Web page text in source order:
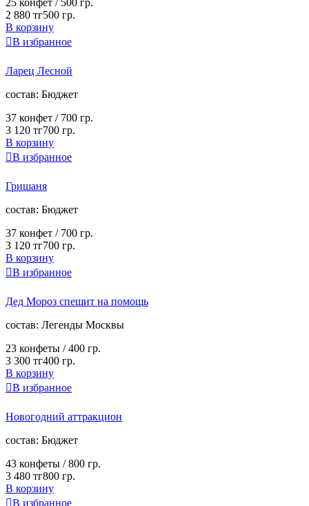
2 880 тг500 гр.
В корзину
В избранное
Ларец Лесной
cостав: Бюджет
37 конфет / 700 гр.
3 120 тг700 гр.
В корзину
В избранное
Гришаня
cостав: Бюджет
37 конфет / 700 гр.
3 120 тг700 гр.
В корзину
В избранное
Дед Мороз спешит на помощь
cостав: Легенды Москвы
23 конфеты /400 гр.
3 300 тг400 гр.
В корзину
В избранное
Новогодний аттракцион
cостав: Бюджет
43 конфеты /800 гр.
3 480 тг800 гр.
В корзину
В избранное